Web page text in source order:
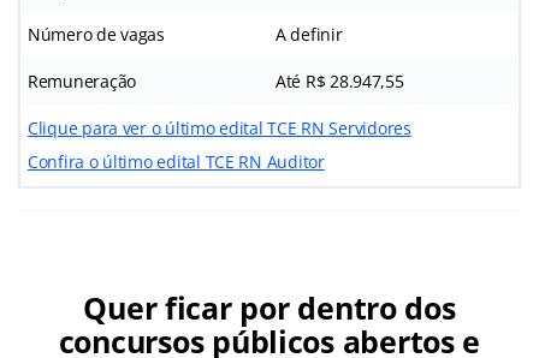
Número de vagas A definir
Remuneração Até R$ 28.947,55
Clique para ver o último edital TCE RN Servidores
Confira o último edital TCE RN Auditor
Quer ficar por dentro dos
concursos públicos abertos e